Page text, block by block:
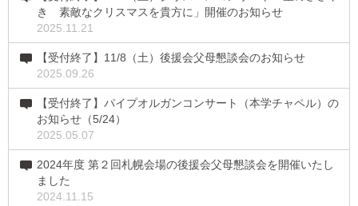
き 素敵なクリスマスを貴方に」開催のお知らせ
2025.11.21
【受付終了】11/8（土）後援会父母懇談会のお知らせ
2025.09.26
【受付終了】パイプオルガンコンサート（本学チャペル）の
お知らせ（5/24）
2025.05.07
2024年度 第２回札幌会場の後援会父母懇談会を開催いたし
ました
2024.11.15